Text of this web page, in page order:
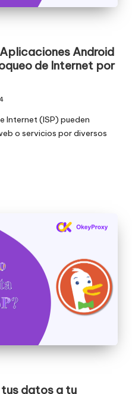
Android
de Internet por
Internet (ISP) pueden
o servicios por diversos
datos a tu